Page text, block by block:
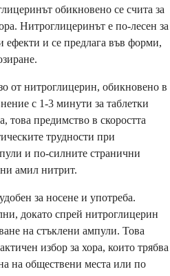
обикновено се счита за
Нитроглицеринът е по-лесен за
и се предлага във форми,
от нитроглицерин, обикновено в
с 1-3 минути за таблетки
това предимство в скоростта
трудности при
и по-силните странични
амил нитрит.
за носене и употреба.
докато спрей нитроглицерин
на стъклени ампули. Това
избор за хора, които трябва
на обществени места или по